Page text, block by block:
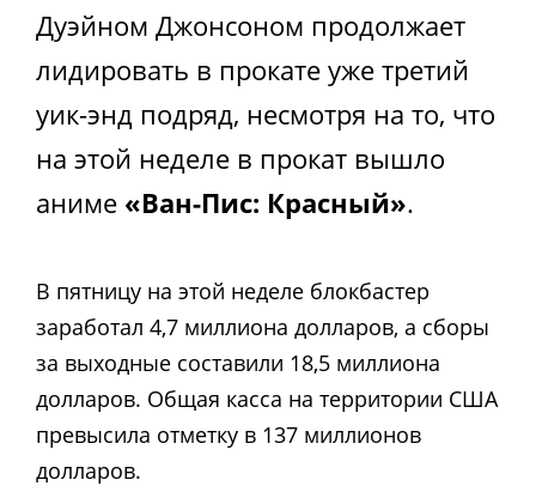
Дуэйном Джонсоном продолжает
лидировать в прокате уже третий
уик-энд подряд, несмотря на то, что
на этой неделе в прокат вышло
аниме «Ван-Пис: Красный».
В пятницу на этой неделе блокбастер
заработал 4,7 миллиона долларов, а сборы
за выходные составили 18,5 миллиона
долларов. Общая касса на территории США
превысила отметку в 137 миллионов
долларов.